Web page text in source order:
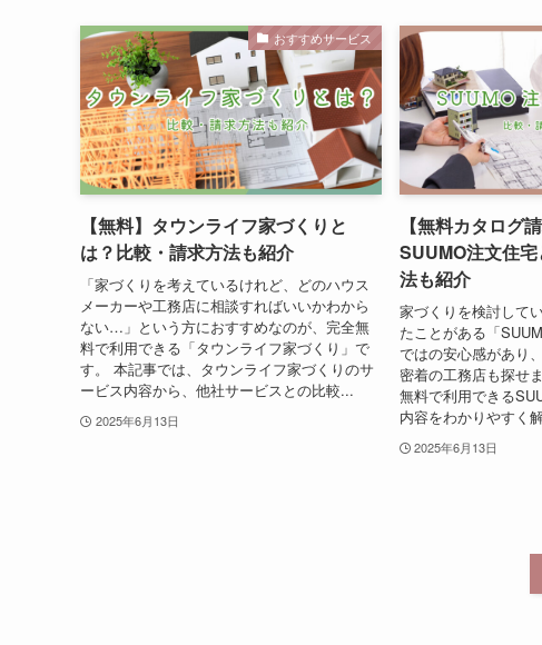
おすすめサービス
【無料】タウンライフ家づくりと
は？比較・請求方法も紹介
「家づくりを考えているけれど、どのハウス
メーカーや工務店に相談すればいいかわから
ない…」という方におすすめなのが、完全無
料で利用できる「タウンライフ家づくり」で
す。 本記事では、タウンライフ家づくりのサ
ービス内容から、他社サービスとの比較...
2025年6月13日
【無料カタログ
SUUMO注文住
法も紹介
家づくりを検討して
たことがある「
ではの安心感があり
密着の工務店も探せ
無料で利用できる
内容をわかりやすく
2025年6月13日